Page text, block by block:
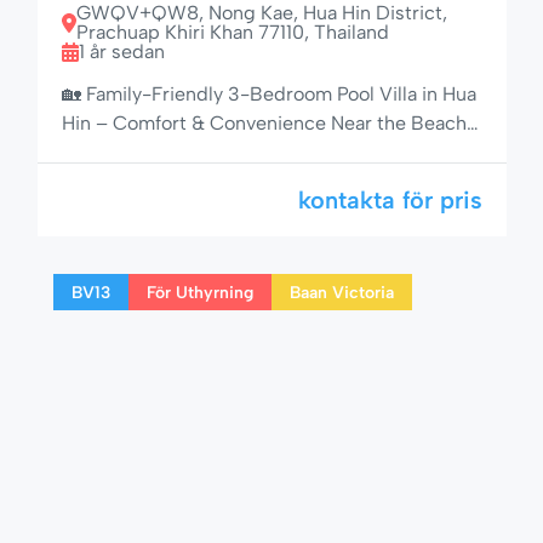
GWQV+QW8, Nong Kae, Hua Hin District,
Prachuap Khiri Khan 77110, Thailand
1 år sedan
🏡 Family-Friendly 3-Bedroom Pool Villa in Hua
Hin – Comfort & Convenience Near the Beach
located in a quiet residential community on Soi
desirable areas. This fully furnished holiday
home offers a perfect combination […]
kontakta för pris
BV13 För Uthyrning Baan Victoria